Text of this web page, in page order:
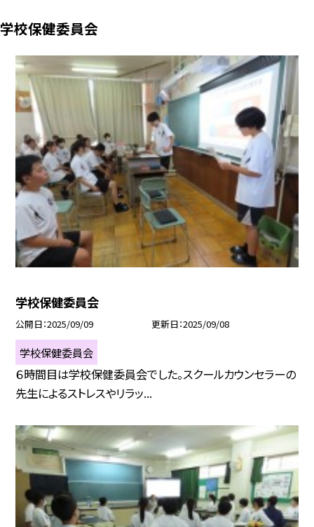
学校保健委員会
学校保健委員会
公開日 2025/09/09 更新日 2025/09/08
学校保健委員会
６時間目は学校保健委員会でした。スクールカウンセラーの
先生によるストレスやリラッ...